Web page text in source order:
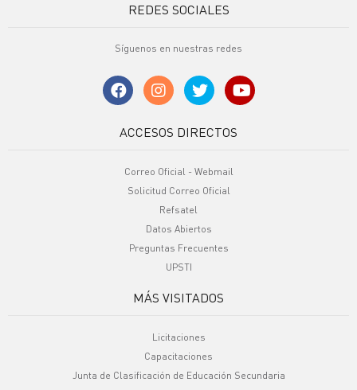
REDES SOCIALES
Síguenos en nuestras redes
ACCESOS DIRECTOS
Correo Oficial - Webmail
Solicitud Correo Oficial
Refsatel
Datos Abiertos
Preguntas Frecuentes
UPSTI
MÁS VISITADOS
Licitaciones
Capacitaciones
Junta de Clasificación de Educación Secundaria